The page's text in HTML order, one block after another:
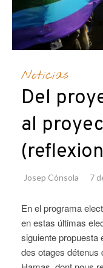
Noticias
Del
al
Josep Cónsola 7
En el programa
en estas últimas
siguiente propuesta
des otages